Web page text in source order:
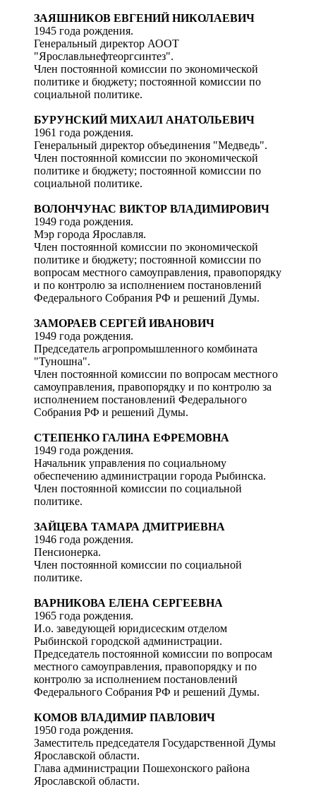
ЗАЯШНИКОВ ЕВГЕНИЙ НИКОЛАЕВИЧ
1945 года рождения.
Генеральный директор АООТ
"Ярославльнефтеоргсинтез".
Член постоянной комиссии по экономической
политике и бюджету; постоянной комиссии по
социальной политике.
БУРУНСКИЙ МИХАИЛ АНАТОЛЬЕВИЧ
1961 года рождения.
Генеральный директор объединения "Медведь".
Член постоянной комиссии по экономической
политике и бюджету; постоянной комиссии по
социальной политике.
ВОЛОНЧУНАС ВИКТОР ВЛАДИМИРОВИЧ
1949 года рождения.
Мэр города Ярославля.
Член постоянной комиссии по экономической
политике и бюджету; постоянной комиссии по
вопросам местного самоуправления, правопорядку
и по контролю за исполнением постановлений
Федерального Собрания РФ и решений Думы.
ЗАМОРАЕВ СЕРГЕЙ ИВАНОВИЧ
1949 года рождения.
Председатель агропромышленного комбината
"Туношна".
Член постоянной комиссии по вопросам местного
самоуправления, правопорядку и по контролю за
исполнением постановлений Федерального
Собрания РФ и решений Думы.
СТЕПЕНКО ГАЛИНА ЕФРЕМОВНА
1949 года рождения.
Начальник управления по социальному
обеспечению администрации города Рыбинска.
Член постоянной комиссии по социальной
политике.
ЗАЙЦЕВА ТАМАРА ДМИТРИЕВНА
1946 года рождения.
Пенсионерка.
Член постоянной комиссии по социальной
политике.
ВАРНИКОВА ЕЛЕНА СЕРГЕЕВНА
1965 года рождения.
И.о. заведующей юридисеским отделом
Рыбинской городской администрации.
Председатель постоянной комиссии по вопросам
местного самоуправления, правопорядку и по
контролю за исполнением постановлений
Федерального Собрания РФ и решений Думы.
КОМОВ ВЛАДИМИР ПАВЛОВИЧ
1950 года рождения.
Заместитель председателя Государственной Думы
Ярославской области.
Глава администрации Пошехонского района
Ярославской области.